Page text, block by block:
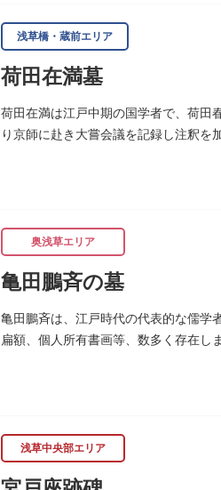
浅草橋・蔵前エリア
荷田在満墓
荷田在満は江戸中期の国学者で、荷田
り京師に赴き大嘗会議を記録し注釈を
奥浅草エリア
亀田鵬斉の墓
亀田鵬斉は、江戸時代の代表的な儒学
扁額、個人所有書画等、数多く存在し
浅草中央部エリア